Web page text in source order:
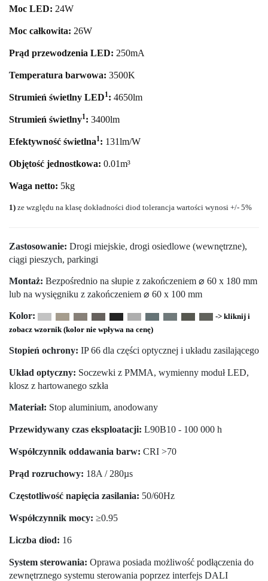
Moc LED: 24W
Moc całkowita: 26W
Prąd przewodzenia LED: 250mA
Temperatura barwowa: 3500K
Strumień świetlny LED1 : 4650lm
Strumień świetlny1 : 3400lm
Efektywność świetlna1 : 131lm/W
Objętość jednostkowa: 0.01m³
Waga netto: 5kg
1) ze względu na klasę dokładności diod tolerancja wartości wynosi +/- 5%
Zastosowanie: Drogi miejskie, drogi osiedlowe (wewnętrzne),
ciągi pieszych, parkingi
Montaż: Bezpośrednio na słupie z zakończeniem ⌀ 60 x 180 mm
lub na wysięgniku z zakończeniem ⌀ 60 x 100 mm
Kolor:
-> kliknij i
zobacz wzornik (kolor nie wpływa na cenę)
Stopień ochrony: IP 66 dla części optycznej i układu zasilającego
Układ optyczny: Soczewki z PMMA, wymienny moduł LED,
klosz z hartowanego szkła
Materiał: Stop aluminium, anodowany
Przewidywany czas eksploatacji: L90B10 - 100 000 h
Współczynnik oddawania barw: CRI >70
Prąd rozruchowy: 18A / 280µs
Częstotliwość napięcia zasilania: 50/60Hz
Współczynnik mocy: ≥0.95
Liczba diod: 16
System sterowania: Oprawa posiada możliwość podłączenia do
zewnętrznego systemu sterowania poprzez interfejs DALI